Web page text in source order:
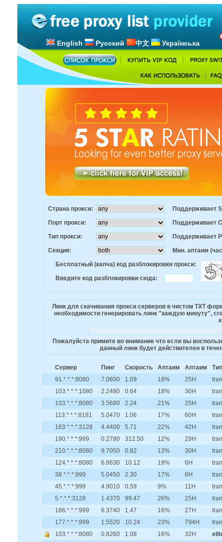
English Русский 中文 Українська
Страна прокси:
Поддерживает
Порт прокси:
Поддерживает
Тип прокси:
Поддерживает
Секция:
Мин. аптаим
Бесплатный (капча) код разблокировки прокси:
Введите код разблокировки сюда:
Линк для скачивания прокси серверов в чистом TXT
необходимости генерировать линк "каждую минуту",
Пожалуйста примите во внимание что если вы
данный линк будет действителен в
Сервер Пинг Скорость Аптаим Аптаим
Тип
91.*.*.*:8080
7.0600 1.09 18% 25H
103.*.*.*:1080
2.2480 0.64 18% 30H
103.*.*.*:8080
3.5680 2.24 21% 25H
113.*.*.*:8181
5.0470 1.06 17% 60H
163.*.*.*:3128
4.4400 5.71 22% 42H
190.*.*.*:999
0.2780 312.50 12% 29H
210.*.*.*:8080
9.7050 0.82 13% 30H
124.*.*.*:8080
6.8630 10.12 19% 6H
38.*.*.*:999
5.0450 2.30 17% 6H
45.*.*.*:999
4.9010 0.59 9% 11H
5.*.*.*:3128
1.4370 99.47 26% 25H
186.*.*.*:999
6.3740 1.47 16% 27H
177.*.*.*:999
1.5520 10.24 23% 794H
103.*.*.*:8080
0.8260 1.08 16% 32H